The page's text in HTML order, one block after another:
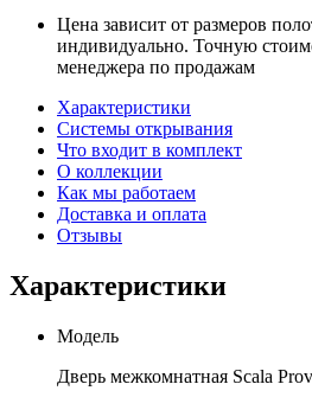
Цена зависит от размеров
индивидуально. Точную
менеджера по продажам
Характеристики
Системы открывания
Что входит в комплект
О коллекции
Как мы работаем
Доставка и оплата
Отзывы
Характеристики
Модель
Дверь межкомнатная Scala